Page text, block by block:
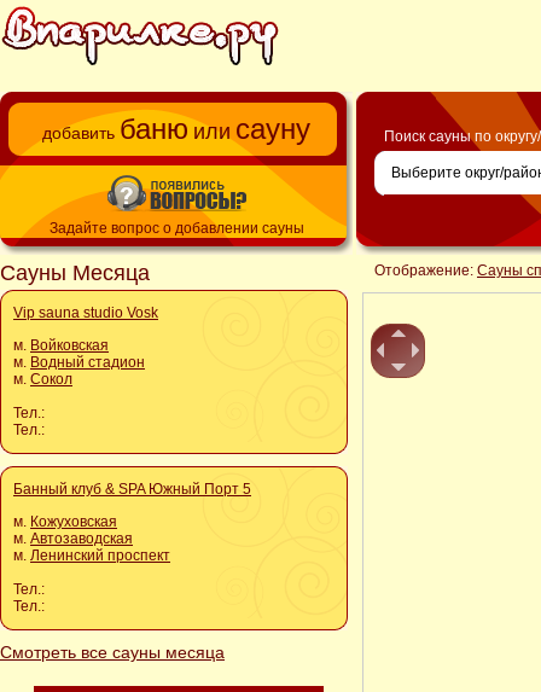
добавить баню или сауну
Задайте вопрос о добавлении сауны
Сауны Месяца
Vip sauna studio Vosk
м. Войковская
м. Водный стадион
м. Сокол
Тел.:
Тел.:
Банный клуб & SPA Южный Порт 5
м. Кожуховская
м. Автозаводская
м. Ленинский проспект
Тел.:
Тел.:
Смотреть все сауны месяца
Поиск сауны по
Отображение: Сауны